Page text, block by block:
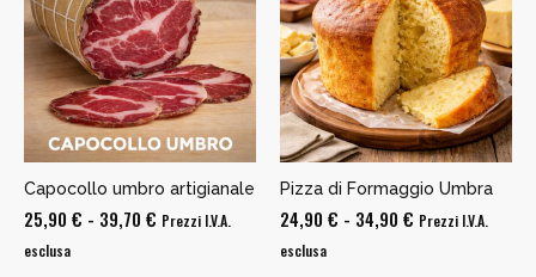
Capocollo umbro artigianale
25,90 € - 39,70 € Fascia
Prezzi I.V.A.
esclusa
Pizza di Formaggio Umbra
24,90 € - 34,90 € Fascia
Prezzi I.V.A.
esclusa